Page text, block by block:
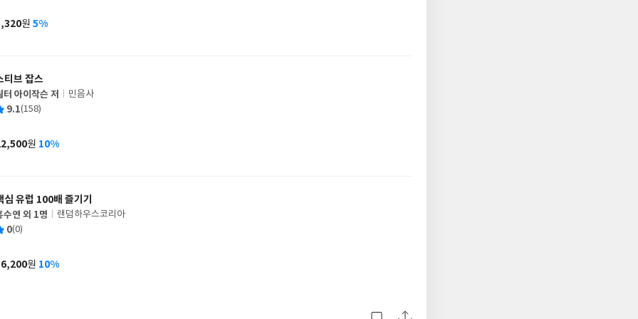
원 5%
티브 잡스
터 아이작슨 저
민음사
9.1(158)
원 10%
심 유럽 100배 즐기기
수연 외 1명
랜덤하우스코리아
0(0)
원 10%